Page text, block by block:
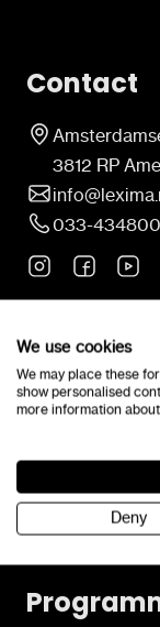
Contact
3812 RP
033-
Neem tijdens
ons op.
Neem
KvK-nummer:
Algemene
We use cookies
We may place these
show personalised
more information
Deny